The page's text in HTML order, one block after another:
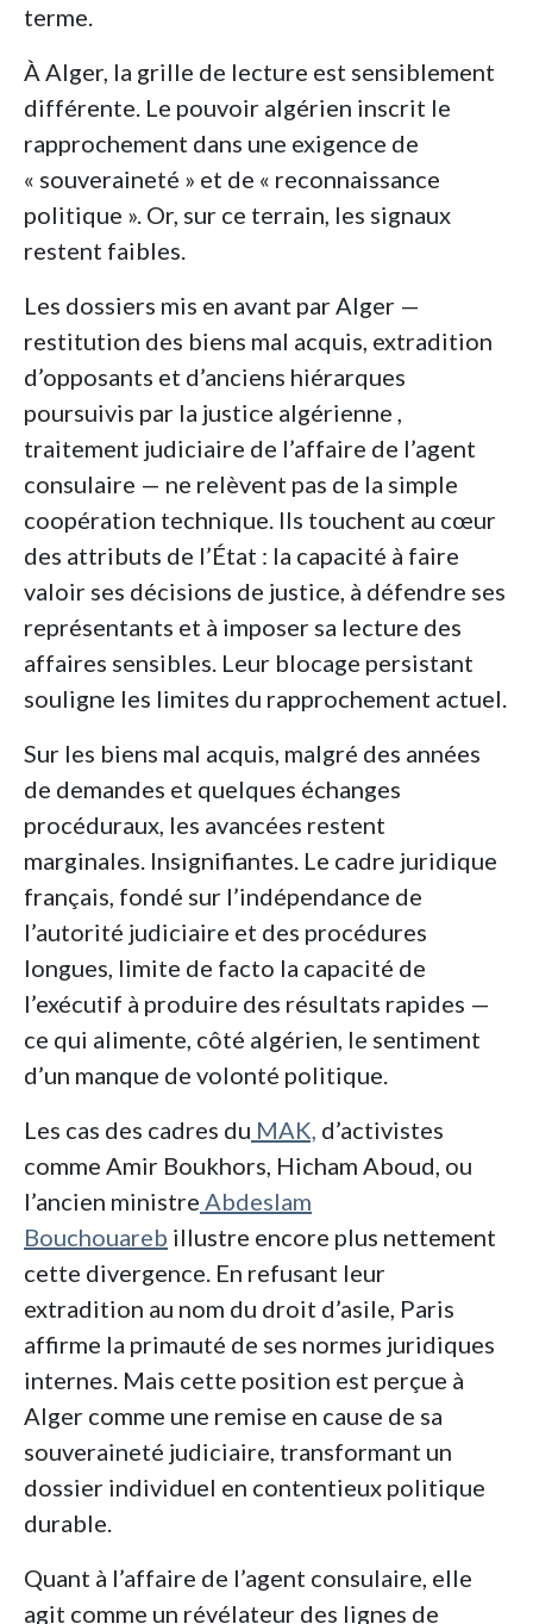
terme.
À Alger, la grille de lecture est sensiblement
différente. Le pouvoir algérien inscrit le
rapprochement dans une exigence de
« souveraineté » et de « reconnaissance
politique ». Or, sur ce terrain, les signaux
restent faibles.
Les dossiers mis en avant par Alger —
restitution des biens mal acquis, extradition
d’opposants et d’anciens hiérarques
poursuivis par la justice algérienne ,
traitement judiciaire de l’affaire de l’agent
consulaire — ne relèvent pas de la simple
coopération technique. Ils touchent au cœur
des attributs de l’État : la capacité à faire
valoir ses décisions de justice, à défendre ses
représentants et à imposer sa lecture des
affaires sensibles. Leur blocage persistant
souligne les limites du rapprochement actuel.
Sur les biens mal acquis, malgré des années
de demandes et quelques échanges
procéduraux, les avancées restent
marginales. Insignifiantes. Le cadre juridique
français, fondé sur l’indépendance de
l’autorité judiciaire et des procédures
longues, limite de facto la capacité de
l’exécutif à produire des résultats rapides —
ce qui alimente, côté algérien, le sentiment
d’un manque de volonté politique.
Les cas des cadres du MAK, d’activistes
comme Amir Boukhors, Hicham Aboud, ou
l’ancien ministre Abdeslam
Bouchouareb illustre encore plus nettement
cette divergence. En refusant leur
extradition au nom du droit d’asile, Paris
affirme la primauté de ses normes juridiques
internes. Mais cette position est perçue à
Alger comme une remise en cause de sa
souveraineté judiciaire, transformant un
dossier individuel en contentieux politique
durable.
Quant à l’affaire de l’agent consulaire, elle
agit comme un révélateur des lignes de